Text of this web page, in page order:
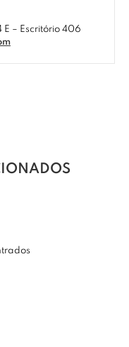
E – Escritório 406